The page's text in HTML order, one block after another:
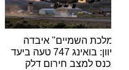
השמיים" איבדה
כיוון: בואינג 747 טעה ביעד
למצב חירום דלק